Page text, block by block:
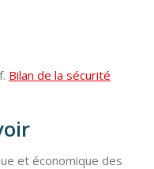
Bilan de la sécurité
et économique des